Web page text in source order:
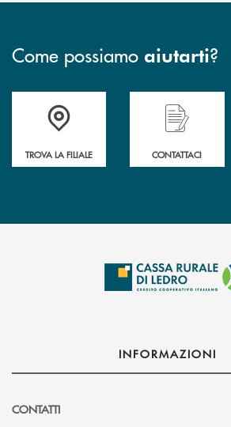
Come possiamo aiutarti?
Accedi all' elenco completo delle filiali .
TROVA LA FILIALE
Hai bisogno di
CONTATTACI
INFORMAZIONI
CONTATTI